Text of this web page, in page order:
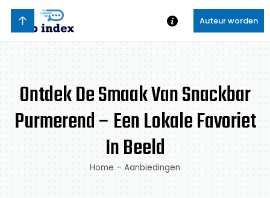
Auteur worden
Ontdek De Smaak Van Snackbar
Purmerend – Een Lokale Favoriet
In Beeld
Home – Aanbiedingen